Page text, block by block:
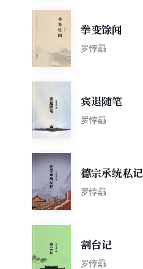
拳变馀闻
罗惇曧
宾退随笔
罗惇曧
德宗承统私记
罗惇曧
割台记
罗惇曧